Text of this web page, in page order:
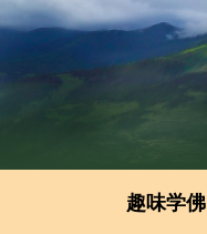
趣味学佛